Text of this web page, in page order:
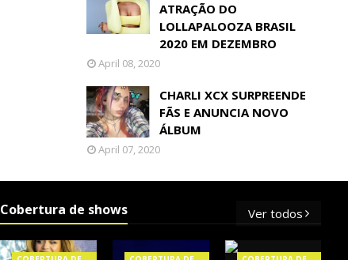
ATRAÇÃO DO
LOLLAPALOOZA BRASIL
2020 EM DEZEMBRO
April 08, 2020
CHARLI XCX SURPREENDE
FÃS E ANUNCIA NOVO
ÁLBUM
April 07, 2020
Cobertura de shows Ver todos